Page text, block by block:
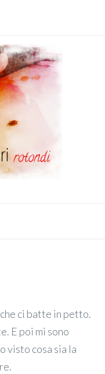
ci batte in petto.
E poi mi sono
visto cosa sia la